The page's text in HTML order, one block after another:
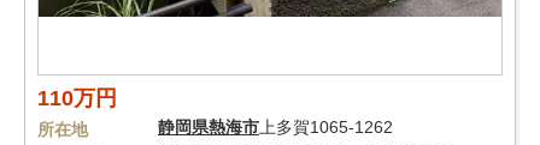
110万円
所在地 静岡県熱海市 上多賀1065-1262